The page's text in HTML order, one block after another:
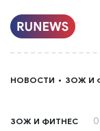
НОВОСТИ ЗОЖ И
ЗОЖ И ФИТНЕС